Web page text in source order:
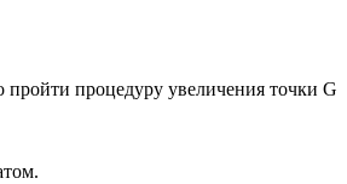
процедуру увеличения точки G